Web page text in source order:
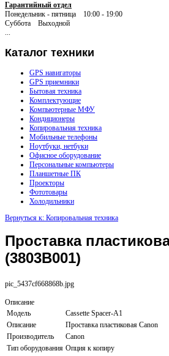
Гарантийный отдел
Понедельник - пятница 10:00 - 19:00
Суббота Выходной
...
Каталог техники
GPS навигаторы
GPS приемники
Бытовая техника
Комплектующие
Компьютерные МФУ
Кондиционеры
Копировальная техника
Мобильные телефоны
Ноутбуки, нетбуки
Офисное оборудование
Персональные компьютеры
Планшетные ПК
Проекторы
Фототовары
Холодильники
Вернуться к: Копировальная техника
Проставка
(3803B001)
pic_5437cf668868b.jpg
Описание
Модель
Cassette Spacer-A1
Описание
Проставка пластиковая Canon
Производитель
Canon
Тип оборудования Опция к копиру